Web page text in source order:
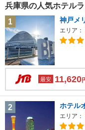
兵庫県の人気ホテル
1
神戸メ
エリア：
最安 11,620
2 ホテル
エリア：